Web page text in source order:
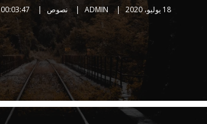
18 يوليو، 2020 ADMIN نصوص 00:03:47